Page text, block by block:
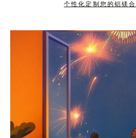
下
击
按
钮
取
消
静
个性化定制您的铝镁